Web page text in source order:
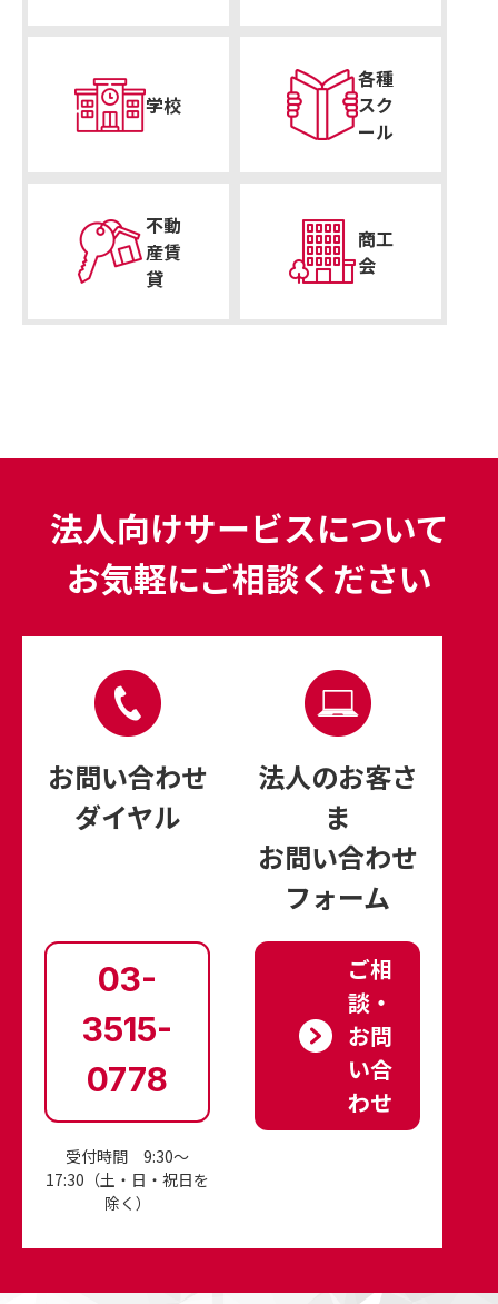
学校
各種
スク
ール
不動
産賃
貸
商工
会
法人向けサービスについて
お気軽にご相談ください
お問い合わせ
ダイヤル
03-
3515-
0778
受付時間 9:30～
17:30 （土・日・祝日を
除く）
法⼈のお客さ
ま
お問い合わせ
フォーム
ご相
談‧
お問
い合
わせ